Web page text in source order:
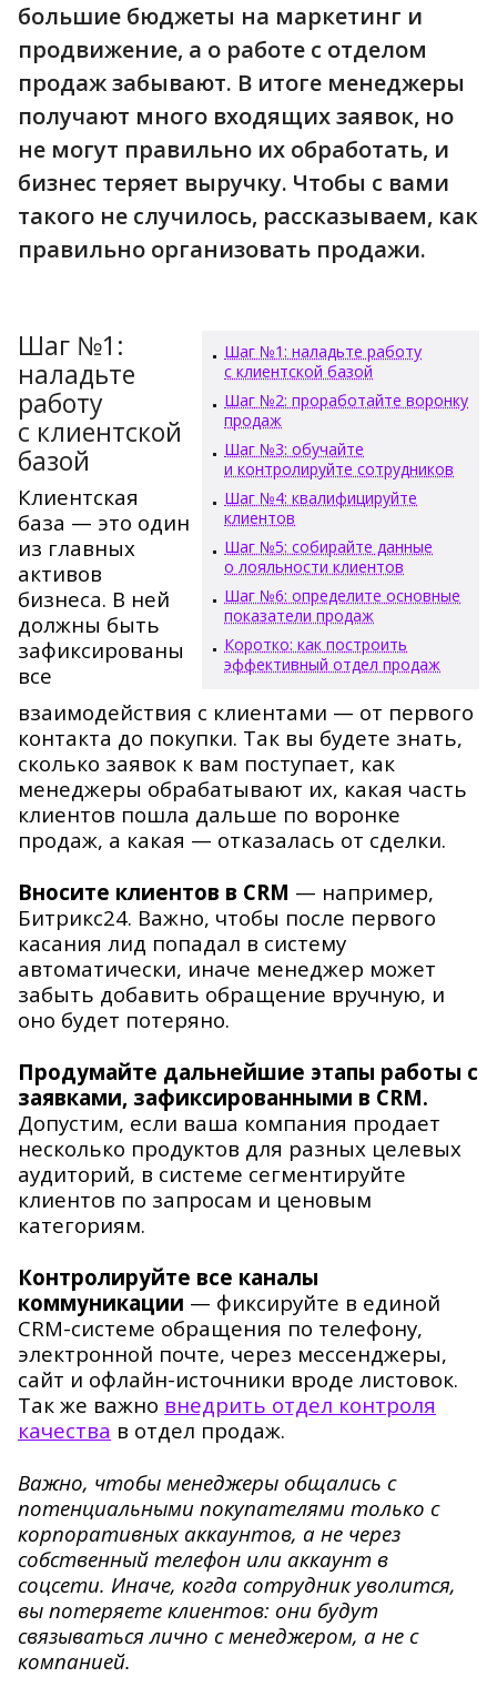
большие бюджеты на маркетинг и
продвижение, а о работе с отделом
продаж забывают. В итоге менеджеры
получают много входящих заявок, но
не могут правильно их обработать, и
бизнес теряет выручку. Чтобы с вами
такого не случилось, рассказываем, как
правильно организовать продажи.
Шаг №1: наладьте работу
с клиентской базой
Шаг №2: проработайте воронку
продаж
Шаг №3: обучайте
и контролируйте сотрудников
Шаг №4: квалифицируйте
клиентов
Шаг №5: собирайте данные
о лояльности клиентов
Шаг №6: определите основные
показатели продаж
Коротко: как построить
эффективный отдел продаж
Шаг №1:
наладьте
работу
с клиентской
базой
Клиентская
база — это один
из главных
активов
бизнеса. В ней
должны быть
зафиксированы
все
взаимодействия с клиентами — от первого
контакта до покупки. Так вы будете знать,
сколько заявок к вам поступает, как
менеджеры обрабатывают их, какая часть
клиентов пошла дальше по воронке
продаж, а какая — отказалась от сделки.
Вносите клиентов в CRM — например,
Битрикс24. Важно, чтобы после первого
касания лид попадал в систему
автоматически, иначе менеджер может
забыть добавить обращение вручную, и
оно будет потеряно.
Продумайте дальнейшие этапы работы с
заявками, зафиксированными в CRM.
Допустим, если ваша компания продает
несколько продуктов для разных целевых
аудиторий, в системе сегментируйте
клиентов по запросам и ценовым
категориям.
Контролируйте все каналы
коммуникации — фиксируйте в единой
CRM-системе обращения по телефону,
электронной почте, через мессенджеры,
сайт и офлайн-источники вроде листовок.
Так же важно внедрить отдел контроля
качества в отдел продаж.
Важно, чтобы менеджеры общались с
потенциальными покупателями только с
корпоративных аккаунтов, а не через
собственный телефон или аккаунт в
соцсети. Иначе, когда сотрудник уволится,
вы потеряете клиентов: они будут
связываться лично с менеджером, а не с
компанией.